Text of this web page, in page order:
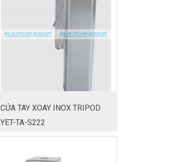
CỬA TAY XOAY INOX TRIPOD
YET-TA-S222